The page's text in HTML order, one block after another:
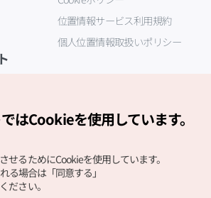
位置情報サービス利用規約
個人位置情報取扱いポリシー
はCookieを使用しています。
せるためにCookieを使用しています。
る場合は「同意する」
ださい。